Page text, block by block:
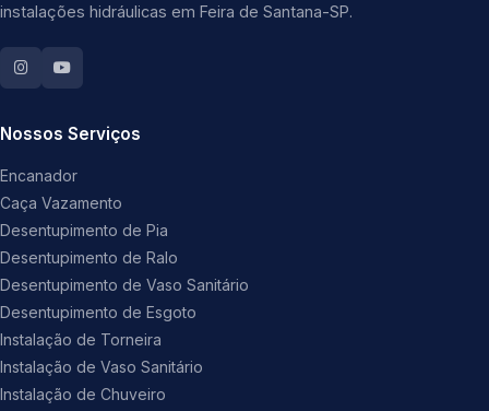
instalações hidráulicas em Feira de Santana-SP.
Nossos Serviços
Encanador
Caça Vazamento
Desentupimento de Pia
Desentupimento de Ralo
Desentupimento de Vaso Sanitário
Desentupimento de Esgoto
Instalação de Torneira
Instalação de Vaso Sanitário
Instalação de Chuveiro